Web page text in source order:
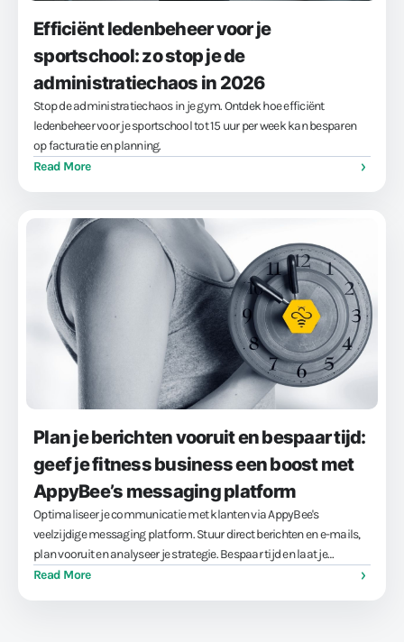
Efficiënt ledenbeheer voor je
sportschool: zo stop je de
administratiechaos in 2026
Stop de administratiechaos in je gym. Ontdek hoe efficiënt
ledenbeheer voor je sportschool tot 15 uur per week kan besparen
op facturatie en planning.
Read More
Plan je berichten vooruit en bespaar tijd:
geef je fitness business een boost met
AppyBee’s messaging platform
Optimaliseer je communicatie met klanten via AppyBee's
veelzijdige messaging platform. Stuur direct berichten en e-mails,
plan vooruit en analyseer je strategie. Bespaar tijd en laat je
fitnessbusiness groeien.
Read More